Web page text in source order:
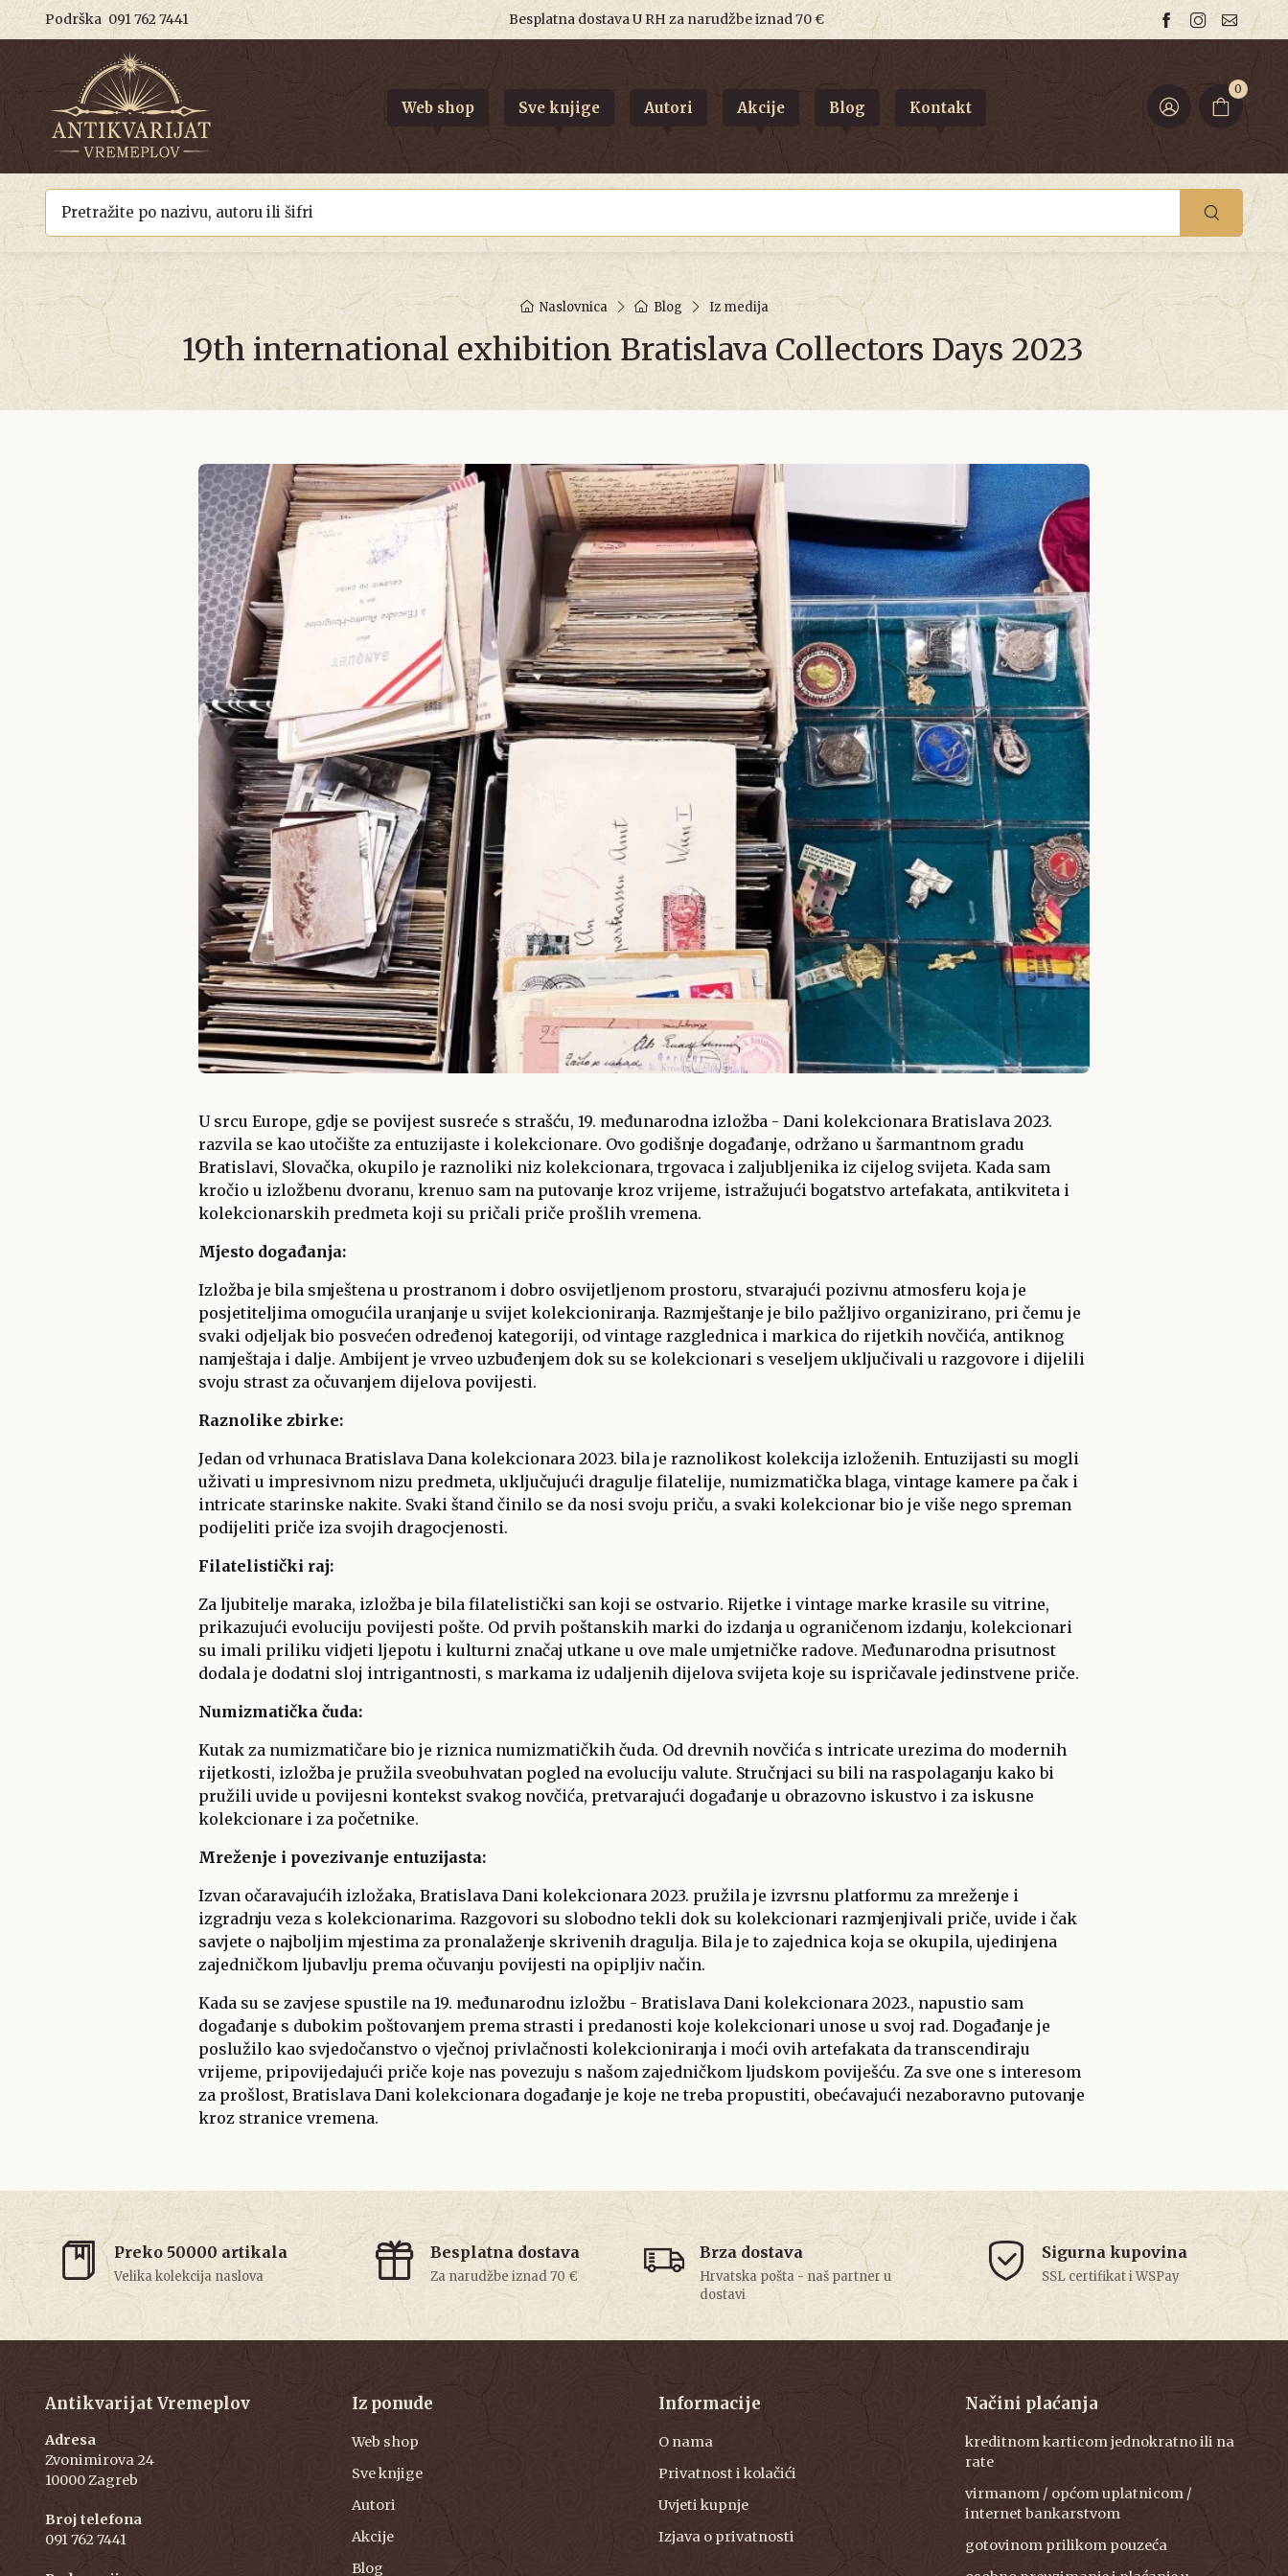
Podrška 091 762 7441 Besplatna dostava U RH za narudžbe iznad 70 €
0
Web shop Sve knjige Autori Akcije Blog Kontakt
Naslovnica Blog Iz medija
19th international exhibition Bratislava Collectors Days 2023
U srcu Europe, gdje se povijest susreće s strašću, 19. međunarodna izložba - Dani kolekcionara Bratislava 2023.
razvila se kao utočište za entuzijaste i kolekcionare. Ovo godišnje događanje, održano u šarmantnom gradu
Bratislavi, Slovačka, okupilo je raznoliki niz kolekcionara, trgovaca i zaljubljenika iz cijelog svijeta. Kada sam
kročio u izložbenu dvoranu, krenuo sam na putovanje kroz vrijeme, istražujući bogatstvo artefakata, antikviteta i
kolekcionarskih predmeta koji su pričali priče prošlih vremena.
Mjesto događanja:
Izložba je bila smještena u prostranom i dobro osvijetljenom prostoru, stvarajući pozivnu atmosferu koja je
posjetiteljima omogućila uranjanje u svijet kolekcioniranja. Razmještanje je bilo pažljivo organizirano, pri čemu je
svaki odjeljak bio posvećen određenoj kategoriji, od vintage razglednica i markica do rijetkih novčića, antiknog
namještaja i dalje. Ambijent je vrveo uzbuđenjem dok su se kolekcionari s veseljem uključivali u razgovore i dijelili
svoju strast za očuvanjem dijelova povijesti.
Raznolike zbirke:
Jedan od vrhunaca Bratislava Dana kolekcionara 2023. bila je raznolikost kolekcija izloženih. Entuzijasti su mogli
uživati u impresivnom nizu predmeta, uključujući dragulje filatelije, numizmatička blaga, vintage kamere pa čak i
intricate starinske nakite. Svaki štand činilo se da nosi svoju priču, a svaki kolekcionar bio je više nego spreman
podijeliti priče iza svojih dragocjenosti.
Filatelistički raj:
Za ljubitelje maraka, izložba je bila filatelistički san koji se ostvario. Rijetke i vintage marke krasile su vitrine,
prikazujući evoluciju povijesti pošte. Od prvih poštanskih marki do izdanja u ograničenom izdanju, kolekcionari
su imali priliku vidjeti ljepotu i kulturni značaj utkane u ove male umjetničke radove. Međunarodna prisutnost
dodala je dodatni sloj intrigantnosti, s markama iz udaljenih dijelova svijeta koje su ispričavale jedinstvene priče.
Numizmatička čuda:
Kutak za numizmatičare bio je riznica numizmatičkih čuda. Od drevnih novčića s intricate urezima do modernih
rijetkosti, izložba je pružila sveobuhvatan pogled na evoluciju valute. Stručnjaci su bili na raspolaganju kako bi
pružili uvide u povijesni kontekst svakog novčića, pretvarajući događanje u obrazovno iskustvo i za iskusne
kolekcionare i za početnike.
Mreženje i povezivanje entuzijasta:
Izvan očaravajućih izložaka, Bratislava Dani kolekcionara 2023. pružila je izvrsnu platformu za mreženje i
izgradnju veza s kolekcionarima. Razgovori su slobodno tekli dok su kolekcionari razmjenjivali priče, uvide i čak
savjete o najboljim mjestima za pronalaženje skrivenih dragulja. Bila je to zajednica koja se okupila, ujedinjena
zajedničkom ljubavlju prema očuvanju povijesti na opipljiv način.
Kada su se zavjese spustile na 19. međunarodnu izložbu - Bratislava Dani kolekcionara 2023., napustio sam
događanje s dubokim poštovanjem prema strasti i predanosti koje kolekcionari unose u svoj rad. Događanje je
poslužilo kao svjedočanstvo o vječnoj privlačnosti kolekcioniranja i moći ovih artefakata da transcendiraju
vrijeme, pripovijedajući priče koje nas povezuju s našom zajedničkom ljudskom poviješću. Za sve one s interesom
za prošlost, Bratislava Dani kolekcionara događanje je koje ne treba propustiti, obećavajući nezaboravno putovanje
kroz stranice vremena.
Preko 50000 artikala
Velika kolekcija naslova
Besplatna dostava
Za narudžbe iznad 70 €
Brza dostava
Hrvatska pošta - naš partner u
dostavi
Sigurna kupovina
SSL certifikat i WSPay
Antikvarijat Vremeplov
Adresa
Zvonimirova 24
10000 Zagreb
Broj telefona
091 762 7441
Iz ponude
Web shop
Sve knjige
Autori
Akcije
Blog
Informacije
O nama
Privatnost i kolačići
Uvjeti kupnje
Izjava o privatnosti
Načini plaćanja
kreditnom karticom jednokratno ili na
rate
virmanom / općom uplatnicom /
internet bankarstvom
gotovinom prilikom pouzeća